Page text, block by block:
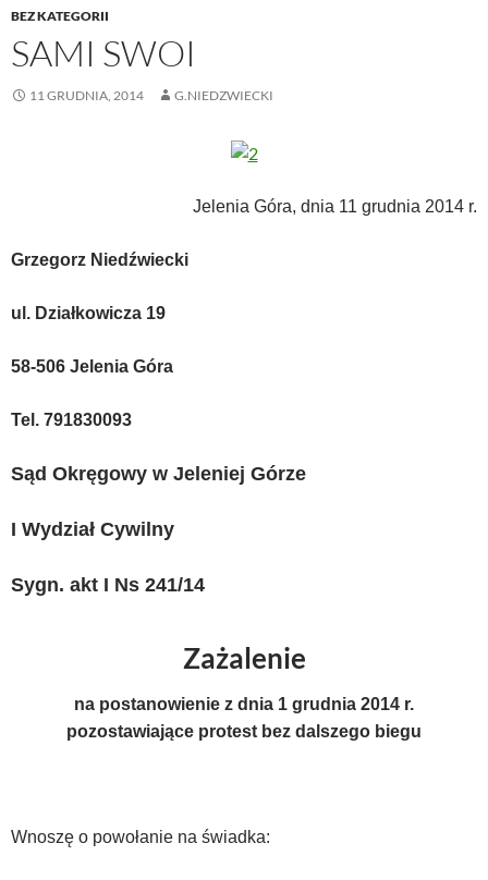
BEZ KATEGORII
SAMI SWOI
11 GRUDNIA, 2014 G.NIEDZWIECKI
Jelenia Góra, dnia 11 grudnia 2014 r.
Grzegorz Niedźwiecki
ul. Działkowicza 19
58-506 Jelenia Góra
Tel. 791830093
Sąd Okręgowy w Jeleniej Górze
I Wydział Cywilny
Sygn. akt I Ns 241/14
Zażalenie
na postanowienie z dnia 1 grudnia 2014 r.
pozostawiające protest bez dalszego biegu
Wnoszę o powołanie na świadka: